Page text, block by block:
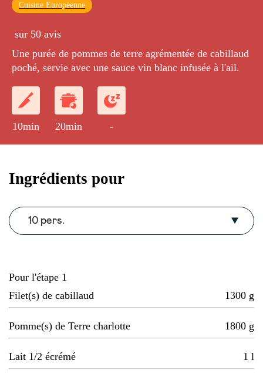
Cuisine Européenne
sur 50 avis
Une purée de pommes de terre agrémentée de cabillaud
poché, servie avec une sauce vin blanc infusée à l'ail.
10min 20min -
Ingrédients pour
10 pers.
Pour l'étape 1
Filet(s) de cabillaud
1300 g
Pomme(s) de Terre charlotte 1800 g
Lait 1/2 écrémé 1 l